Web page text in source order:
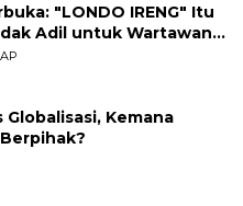
"LONDO IRENG" Itu
Globalisasi, Kemana